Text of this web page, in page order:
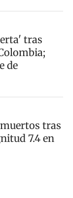
tras
de
tras
7.4 en